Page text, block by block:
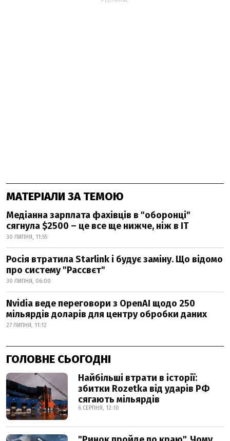
МАТЕРІАЛИ ЗА ТЕМОЮ
Медіанна зарплата фахівців в "оборонці"
сягнула $2500 – це все ще нижче, ніж в IT
30 ЛИПНЯ, 11:55
Росія втратила Starlink і будує заміну. Що відомо
про систему "Рассвєт"
30 ЛИПНЯ, 06:00
Nvidia веде переговори з OpenAI щодо 250
мільярдів доларів для центру обробки даних
27 ЛИПНЯ, 11:12
ГОЛОВНЕ СЬОГОДНІ
Найбільші втрати в історії:
збитки Rozetka від ударів РФ
сягають мільярдів
6 СЕРПНЯ, 12:10